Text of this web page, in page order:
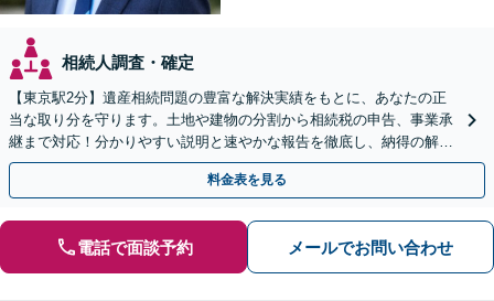
相続人調査・確定
【東京駅2分】遺産相続問題の豊富な解決実績をもとに、あなたの正
当な取り分を守ります。土地や建物の分割から相続税の申告、事業承
継まで対応！分かりやすい説明と速やかな報告を徹底し、納得の解決
を目指します【夜間や休日相談可】【オンライン相談可】
料金表を見る
電話で面談予約 メールでお問い合わせ